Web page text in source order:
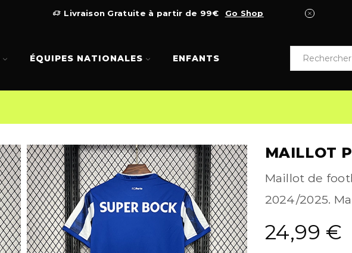
Livraison Gratuite à partir de 99€ Go Shop
ÉQUIPES NATIONALES ENFANTS
MAILLOT
Maillot de
2024/2025.
24,99 €